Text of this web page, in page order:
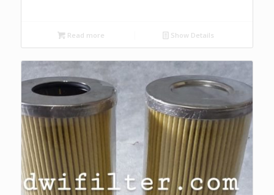
Read more Show Details